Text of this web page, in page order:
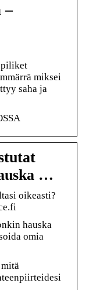
–
piliket
miksei
saha ja
…
oikeasti?
hauska
omia